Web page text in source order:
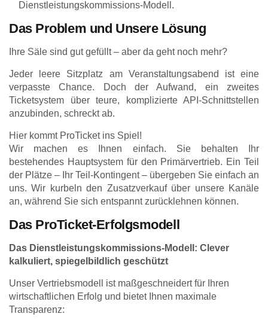
Dienstleistungskommissions-Modell.
Das Problem und Unsere Lösung
Ihre Säle sind gut gefüllt – aber da geht noch mehr?
Jeder leere Sitzplatz am Veranstaltungsabend ist eine
verpasste Chance. Doch der Aufwand, ein zweites
Ticketsystem über teure, komplizierte API-Schnittstellen
anzubinden, schreckt ab.
Hier kommt ProTicket ins Spiel!
Wir machen es Ihnen einfach. Sie behalten Ihr
bestehendes Hauptsystem für den Primärvertrieb. Ein Teil
der Plätze – Ihr Teil-Kontingent – übergeben Sie einfach an
uns. Wir kurbeln den Zusatzverkauf über unsere Kanäle
an, während Sie sich entspannt zurücklehnen können.
Das ProTicket-Erfolgsmodell
Das Dienstleistungskommissions-Modell: Clever
kalkuliert, spiegelbildlich geschützt
Unser Vertriebsmodell ist maßgeschneidert für Ihren
wirtschaftlichen Erfolg und bietet Ihnen maximale
Transparenz: